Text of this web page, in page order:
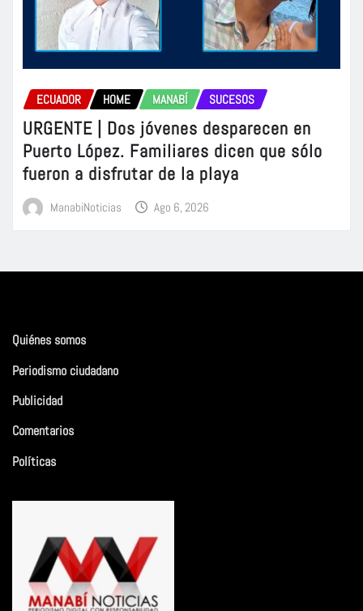
ECUADOR HOME MANABÍ SUCESOS
URGENTE | Dos jóvenes desparecen en
Puerto López. Familiares dicen que sólo
fueron a disfrutar de la playa
ManabiNoticias Ago 6, 2026
Quiénes somos
Periodismo ciudadano
Publicidad
Comentarios
Políticas